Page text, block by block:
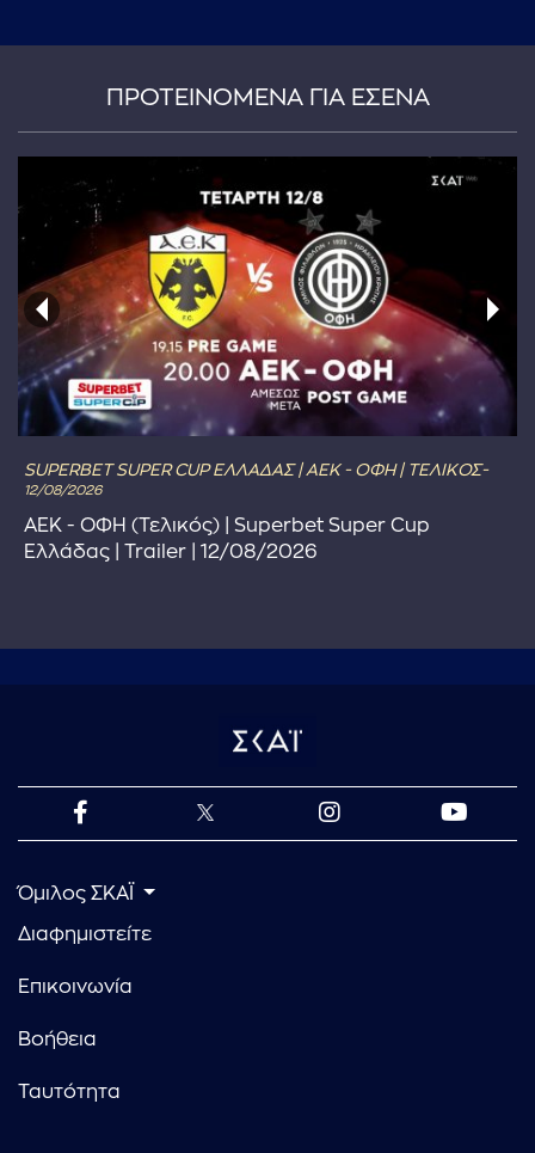
ΠΡΟΤΕΙΝΟΜΕΝΑ ΓΙΑ ΕΣΕΝΑ
SUPERBET SUPER CUP ΕΛΛΑΔΑΣ | ΑΕΚ - ΟΦΗ | ΤΕΛΙΚΟΣ-
12/08/2026
ΑΕΚ - ΟΦΗ (Τελικός) | Superbet Super Cup
Ελλάδας | Trailer | 12/08/2026
Όμιλος ΣΚΑΪ
Διαφημιστείτε
Επικοινωνία
Βοήθεια
Ταυτότητα